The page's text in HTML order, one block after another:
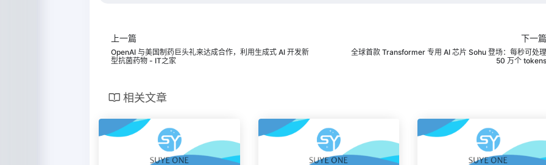
上一篇
OpenAI 与美国制药巨头礼来达成合作，利用生成式 AI 开发新
型抗菌药物 - IT之家
下一篇
全球首款 Transformer 专用 AI 芯片 Sohu 登场：每秒可处理
50 万个 tokens
相关文章